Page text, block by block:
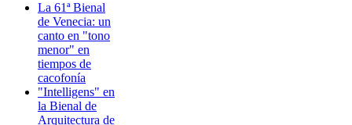
La 61ª Bienal
de Venecia: un
canto en "tono
menor" en
tiempos de
cacofonía
"Intelligens" en
la Bienal de
Arquitectura de